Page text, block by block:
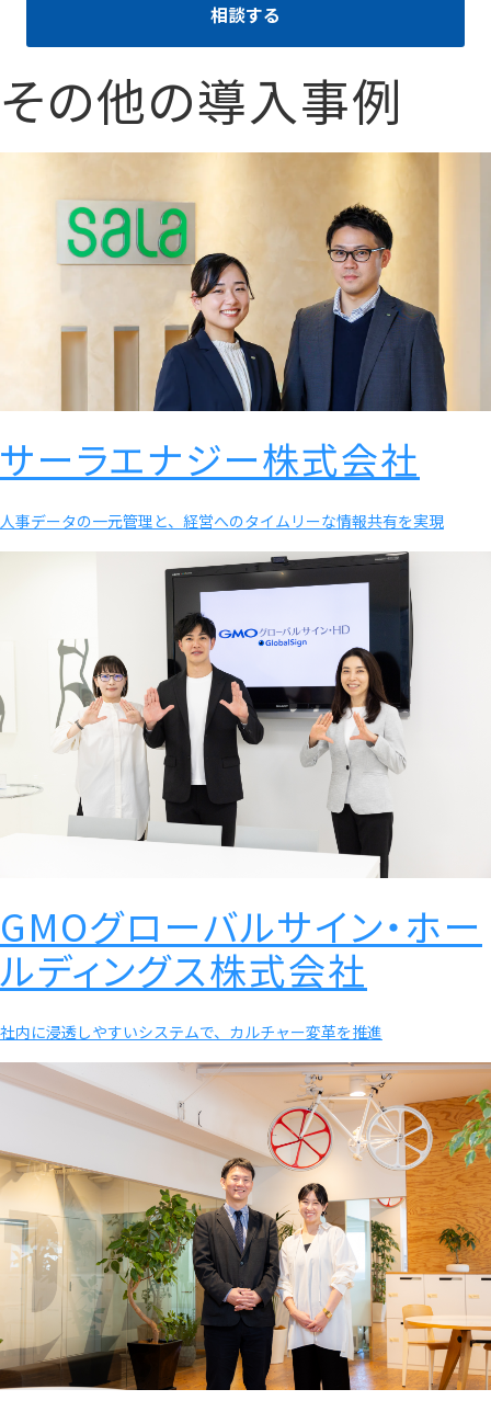
相談する
その他の導入事例
サーラエナジー株式会社
人事データの一元管理と、経営へのタイムリーな情報共有を実現
GMOグローバルサイン・ホー
ルディングス株式会社
社内に浸透しやすいシステムで、カルチャー変革を推進